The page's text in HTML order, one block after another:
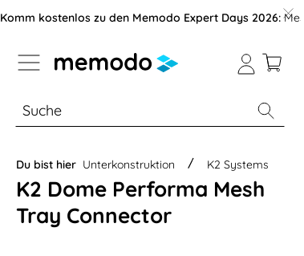
der B2B-Plattform springen
Komm kostenlos zu den Memodo Expert Days 2026:
% Sale Module Wechselrichter
Du bist hier Unterkonstruktion K2 Systems
K2 Dome Performa Mesh
Tray Connector